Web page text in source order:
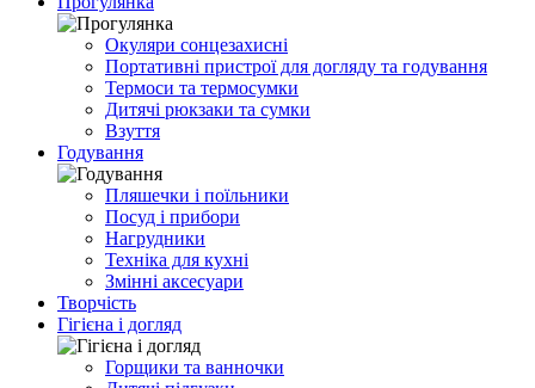
Окуляри сонцезахисні
Портативні пристрої для догляду та годування
Термоси та термосумки
Дитячі рюкзаки та сумки
Взуття
Годування
Пляшечки і поїльники
Посуд і прибори
Нагрудники
Техніка для кухні
Змінні аксесуари
Творчість
Гігієна і догляд
Горщики та ванночки